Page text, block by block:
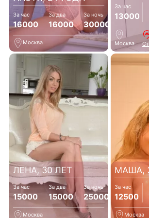
За час
16000
За два
16000
За ночь
30000
Москва
За час
13000
Москва
ЛЕНА, 30 ЛЕТ
За час
15000
За два
15000
За ночь
25000
Москва
МАША,
За час
12500
Москва